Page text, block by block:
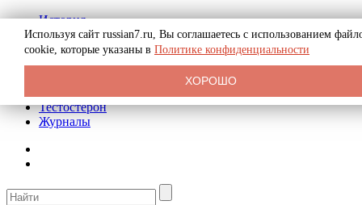
История
Биография
Криминал
Реклама на сайте
Тестостерон
Журналы
Используя сайт russian7.ru, Вы соглашаетесь с использованием
cookie, которые указаны в Политике конфиденциальности
ХОРОШО